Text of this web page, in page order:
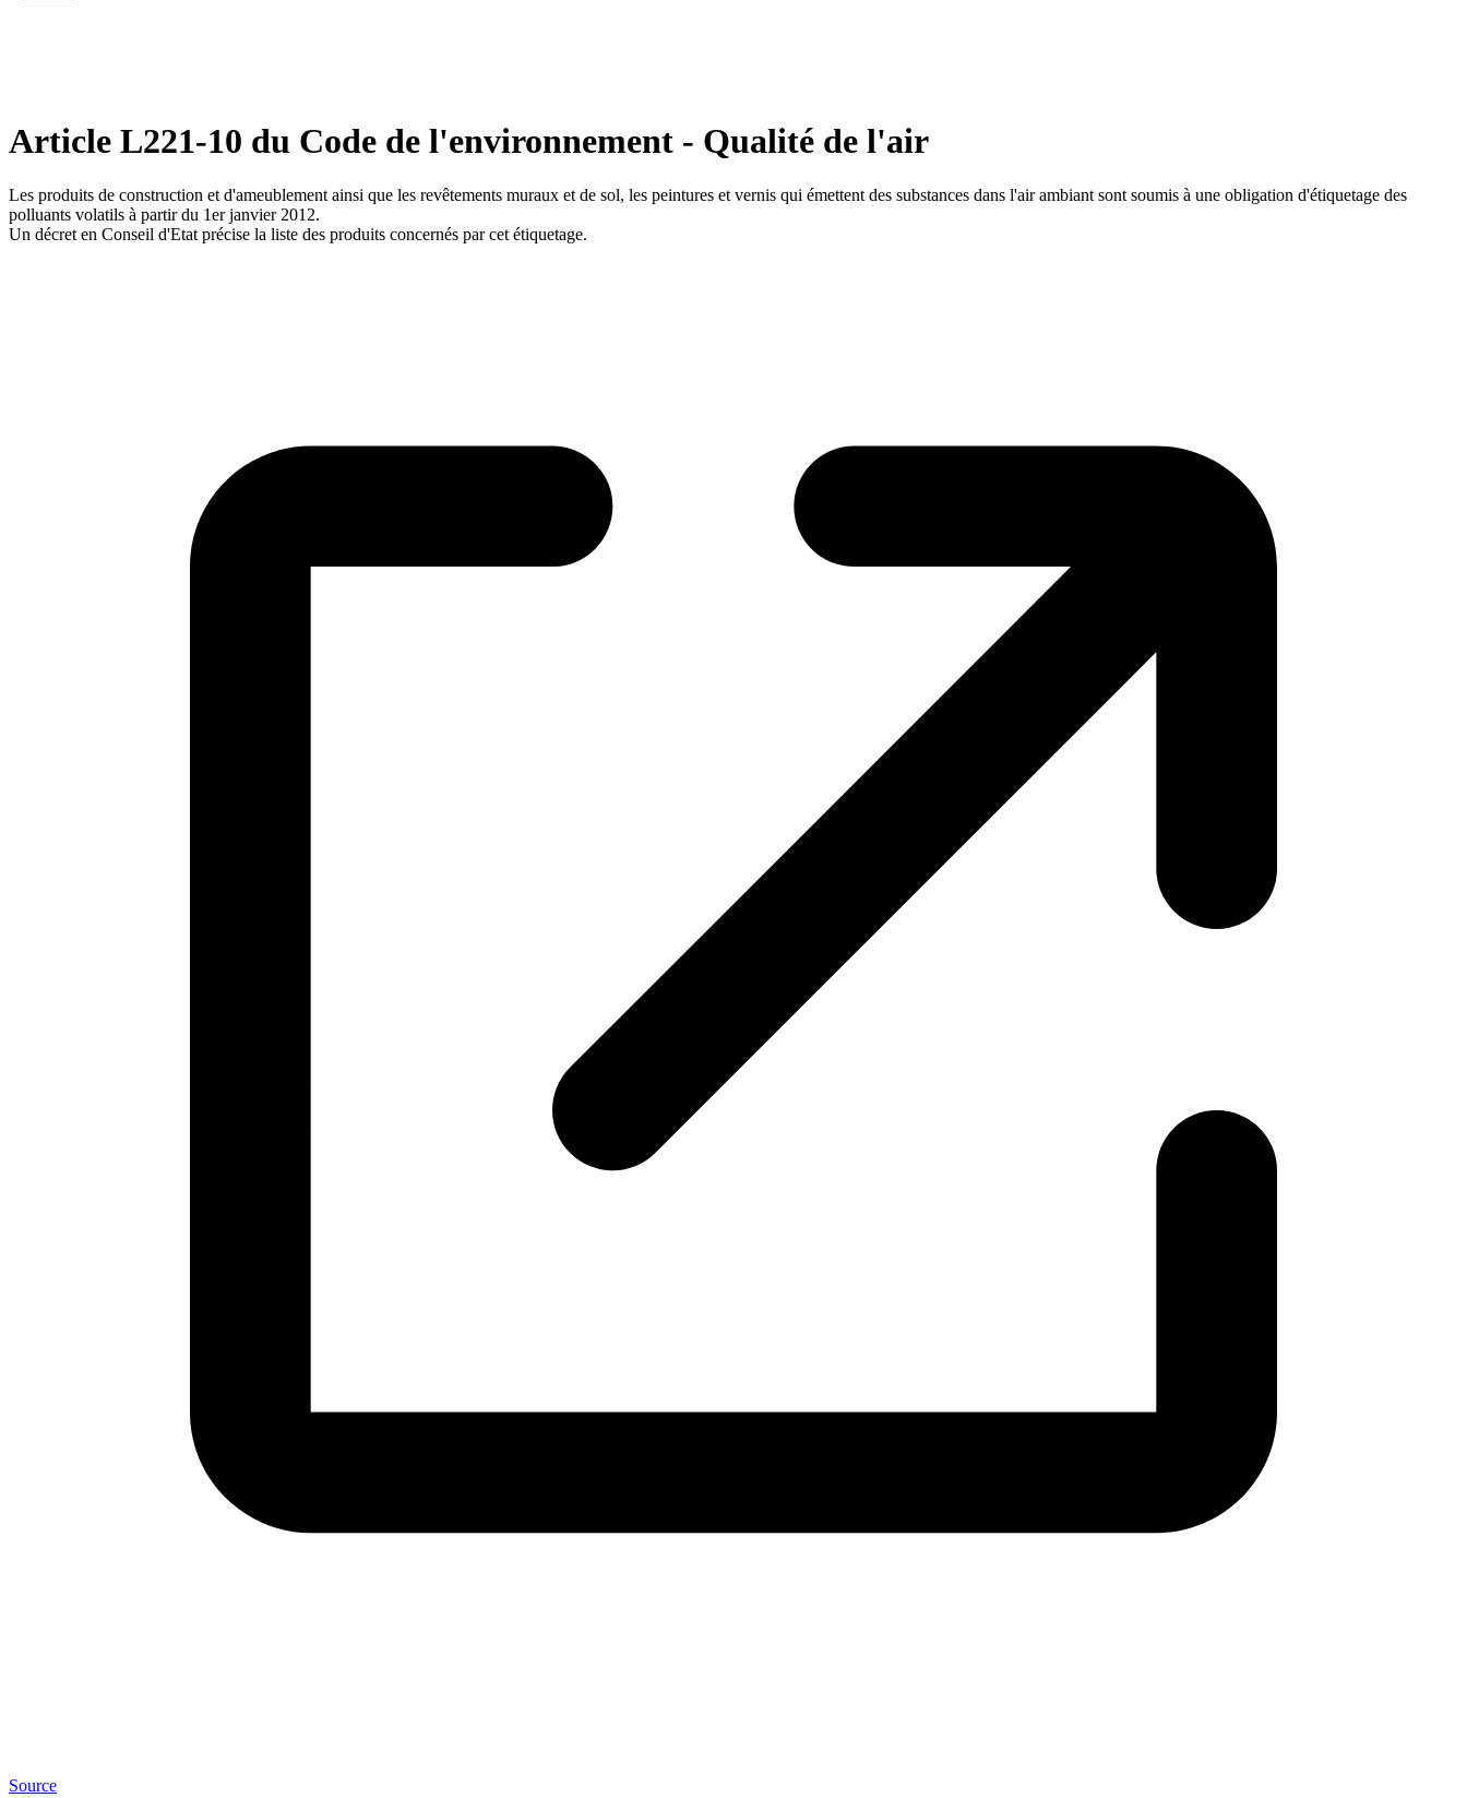
Article L221-10 du Code de l'environnement - Qualité de l'air
Les produits de construction et d'ameublement ainsi que les revêtements muraux et de sol, les peintures et vernis qui émettent des substances dans l'air ambiant sont soumis à une obligation d'étiquetage des
polluants volatils à partir du 1er janvier 2012.
Un décret en Conseil d'Etat précise la liste des produits concernés par cet étiquetage.
Source